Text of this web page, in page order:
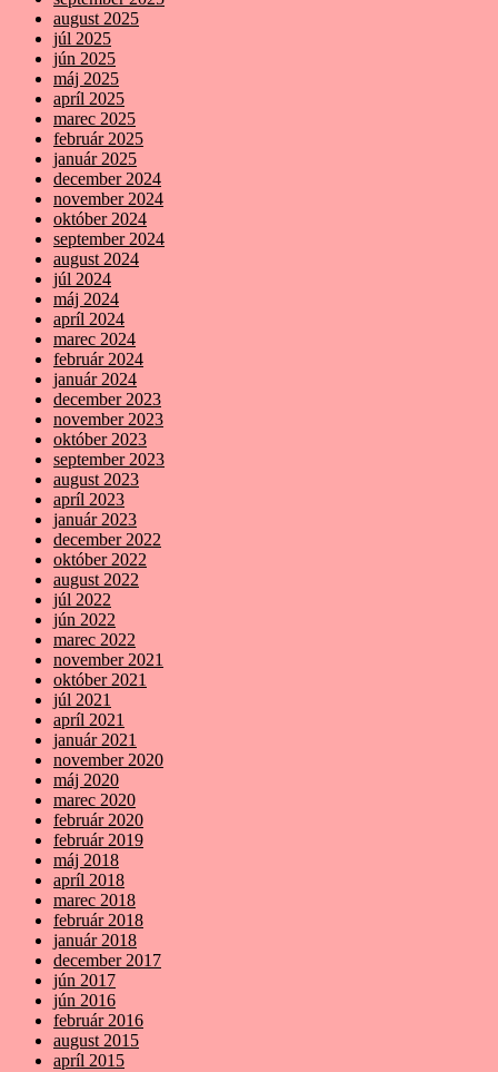
august 2025
júl 2025
jún 2025
máj 2025
apríl 2025
marec 2025
február 2025
január 2025
december 2024
november 2024
október 2024
september 2024
august 2024
júl 2024
máj 2024
apríl 2024
marec 2024
február 2024
január 2024
december 2023
november 2023
október 2023
september 2023
august 2023
apríl 2023
január 2023
december 2022
október 2022
august 2022
júl 2022
jún 2022
marec 2022
november 2021
október 2021
júl 2021
apríl 2021
január 2021
november 2020
máj 2020
marec 2020
február 2020
február 2019
máj 2018
apríl 2018
marec 2018
február 2018
január 2018
december 2017
jún 2017
jún 2016
február 2016
august 2015
apríl 2015